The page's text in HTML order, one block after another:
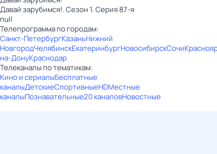
Давай зарубимся!. Сезон 1. Серия 87-я
null
Телепрограмма по городам:
Санкт-ПетербургКазаньНижний
НовгородЧелябинскЕкатеринбургНовосибирскСочи
на-ДонуКраснодар
Телеканалы по тематикам:
Кино и сериалыБесплатные
каналыДетскиеСпортивныеHDМестные
каналыПознавательные20 каналовНовостные